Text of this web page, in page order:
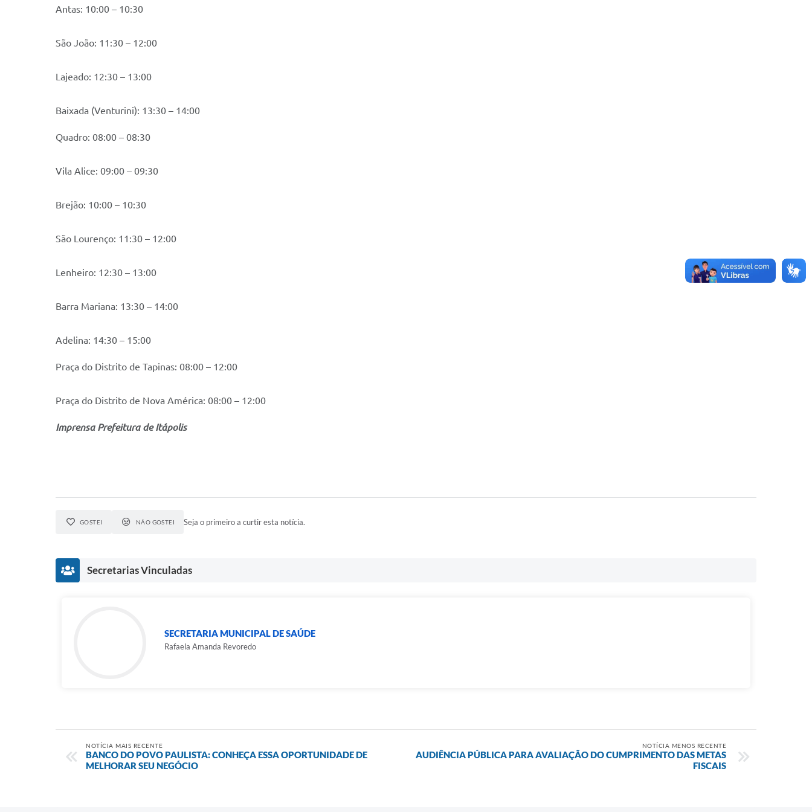
Antas: 10:00 – 10:30
São João: 11:30 – 12:00
Lajeado: 12:30 – 13:00
Baixada (Venturini): 13:30 – 14:00
Quadro: 08:00 – 08:30
Vila Alice: 09:00 – 09:30
Brejão: 10:00 – 10:30
São Lourenço: 11:30 – 12:00
Lenheiro: 12:30 – 13:00
Barra Mariana: 13:30 – 14:00
Adelina: 14:30 – 15:00
Praça do Distrito de Tapinas: 08:00 – 12:00
Praça do Distrito de Nova América: 08:00 – 12:00
Imprensa Prefeitura de Itápolis
GOSTEI NÃO GOSTEI Seja o primeiro a curtir esta notícia.
Secretarias Vinculadas
SECRETARIA MUNICIPAL DE SAÚDE
Rafaela Amanda Revoredo
NOTÍCIA MAIS RECENTE
BANCO DO POVO PAULISTA: CONHEÇA ESSA OPORTUNIDADE DE
MELHORAR SEU NEGÓCIO
NOTÍCIA MENOS RECENTE
AUDIÊNCIA PÚBLICA PARA AVALIAÇÃO DO CUMPRIMENTO DAS METAS
FISCAIS